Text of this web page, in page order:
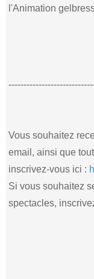
l'Animation
Vous souhaitez
email, ainsi que
inscrivez-vous ici :
Si vous souhaitez
spectacles,